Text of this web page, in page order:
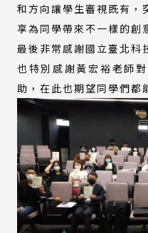
和方向讓學生審視既有，
享為同學帶來不一樣的創
最後非常感謝國立臺北科
也特別感謝黃宏裕老師
助，在此也期望同學們都